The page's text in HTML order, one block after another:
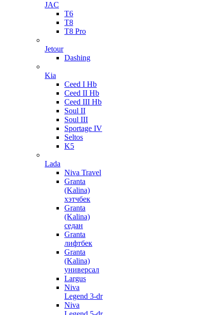
JAC
T6
T8
T8 Pro
Jetour
Dashing
Kia
Ceed I Hb
Ceed II Hb
Ceed III Hb
Soul II
Soul III
Sportage IV
Seltos
K5
Lada
Niva Travel
Granta
(Kalina)
хэтчбек
Granta
(Kalina)
седан
Granta
лифтбек
Granta
(Kalina)
универсал
Largus
Niva
Legend 3-dr
Niva